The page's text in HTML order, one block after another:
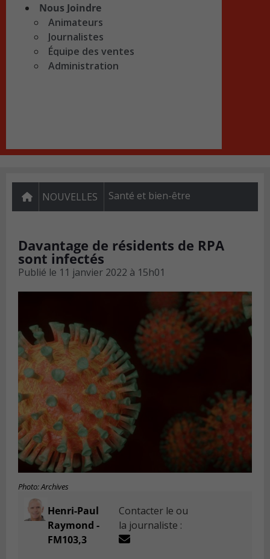
Nous Joindre
Animateurs
Journalistes
Équipe des ventes
Administration
NOUVELLES Santé et bien-être
Davantage de résidents de RPA
sont infectés
Publié le 11 janvier 2022 à 15h01
Photo: Archives
Henri-Paul
Raymond -
FM103,3
Contacter le ou
la journaliste :